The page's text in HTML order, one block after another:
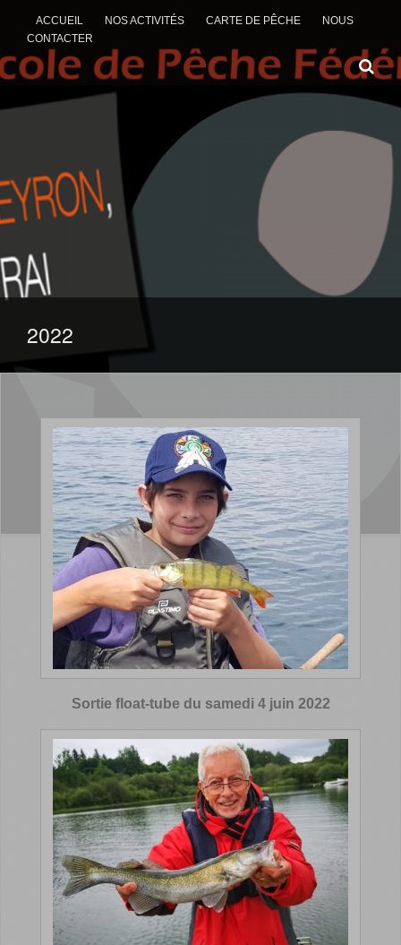
ACCUEIL NOS ACTIVITÉS CARTE DE PÊCHE
NOUS
CONTACTER
ALLER AU CONTENU
2022
Sortie float-tube du samedi 4 juin 2022